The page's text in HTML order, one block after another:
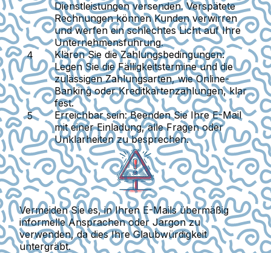
Dienstleistungen versenden. Verspätete
Rechnungen können Kunden verwirren
und werfen ein schlechtes Licht auf Ihre
Unternehmensführung.
Klären Sie die Zahlungsbedingungen:
Legen Sie die Fälligkeitstermine und die
zulässigen Zahlungsarten, wie Online-
Banking oder Kreditkartenzahlungen, klar
fest.
Erreichbar sein: Beenden Sie Ihre E-Mail
mit einer Einladung, alle Fragen oder
Unklarheiten zu besprechen.
Vermeiden Sie es, in Ihren E-Mails übermäßig
informelle Ansprachen oder Jargon zu
verwenden, da dies Ihre Glaubwürdigkeit
untergräbt.